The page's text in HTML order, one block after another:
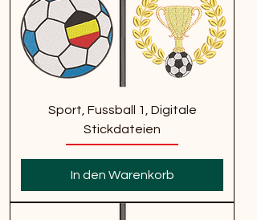
Sport, Fussball 1, Digitale
Stickdateien
In den Warenkorb